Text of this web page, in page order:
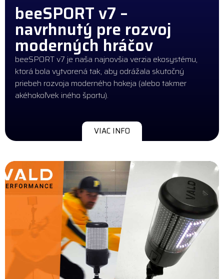
beeSPORT v7 –
navrhnutý pre rozvoj
moderných hráčov
beeSPORT v7 je naša najnovšia verzia ekosystému,
ktorá bola vytvorená tak, aby odrážala skutočný
priebeh rozvoja moderného hokeja (alebo takmer
akéhokoľvek iného športu).
VIAC INFO